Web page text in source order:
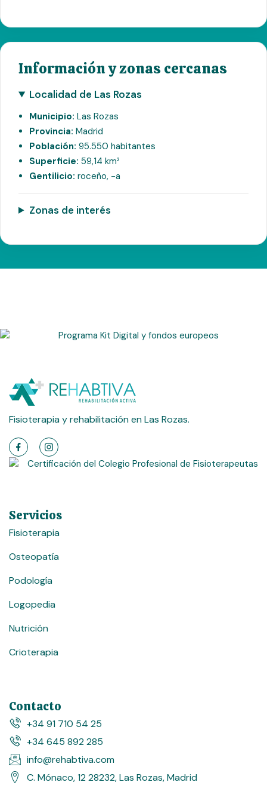
Información y zonas cercanas
Localidad de Las Rozas
Municipio: Las Rozas
Provincia: Madrid
Población: 95.550 habitantes
Superficie: 59,14 km²
Gentilicio: roceño, -a
Zonas de interés
Fisioterapia y rehabilitación en Las Rozas.
Servicios
Fisioterapia
Osteopatía
Podología
Logopedia
Nutrición
Crioterapia
Contacto
+34 91 710 54 25
+34 645 892 285
info@rehabtiva.com
C. Mónaco, 12 28232, Las Rozas, Madrid